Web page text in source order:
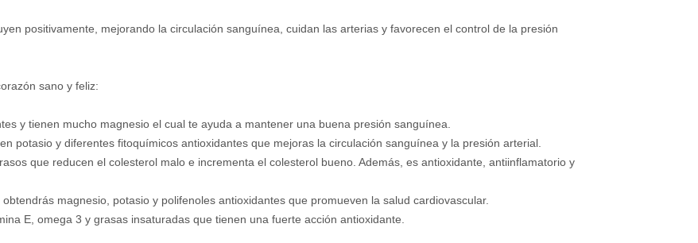
positivamente, mejorando la circulación sanguínea, cuidan las arterias y favorecen el control de la presión
sano y feliz:
y tienen mucho magnesio el cual te ayuda a mantener una buena presión sanguínea.
potasio y diferentes fitoquímicos antioxidantes que mejoras la circulación sanguínea y la presión arterial.
que reducen el colesterol malo e incrementa el colesterol bueno. Además, es antioxidante, antiinflamatorio y
magnesio, potasio y polifenoles antioxidantes que promueven la salud cardiovascular.
E, omega 3 y grasas insaturadas que tienen una fuerte acción antioxidante.